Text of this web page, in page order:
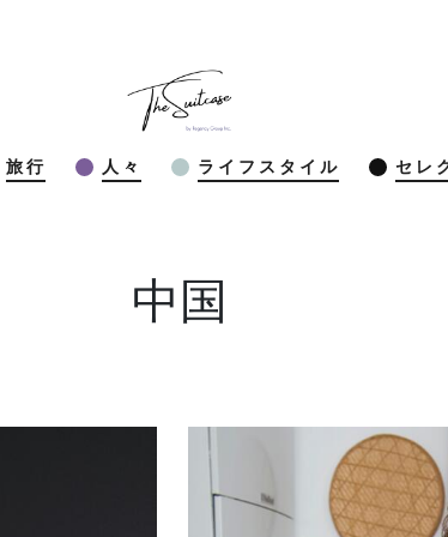
旅行 人々 ライフスタイル セレ
中国